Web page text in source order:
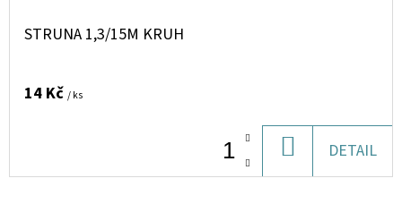
STRUNA 1,3/15M KRUH
14 Kč / ks
KOŠÍKU
DETAIL